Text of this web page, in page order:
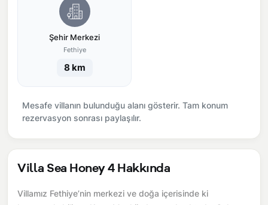
Şehir Merkezi
Fethiye
8 km
Mesafe villanın bulunduğu alanı gösterir. Tam konum
rezervasyon sonrası paylaşılır.
Villa Sea Honey 4 Hakkında
Villamız Fethiye’nin merkezi ve doğa içerisinde ki